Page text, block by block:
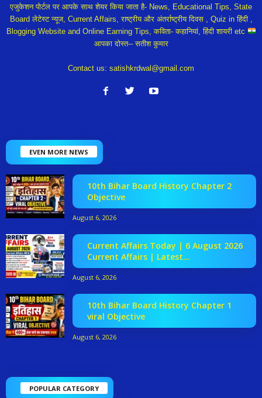
एजुकेशन पोर्टल पर आपके साथ शेयर किया जाता है- News, Educational Tips, State
Board लेटेस्ट न्यूज, Current Affairs, राष्ट्रीय और अंतर्राष्ट्रीय दिवस , Quiz in हिंदी ,
Blogging Website and Online Earning Tips, कविता- कहानियां, हिंदी शायरी etc
आपका दोस्त-- सतीश कुमार
Contact us: satishkrdwal@gmail.com
EVEN MORE NEWS
10th Bihar Board History Chapter 2
Objective
August 6, 2026
Current Affairs Today | 6 August 2026
Current Affairs | Latest...
August 6, 2026
10th Bihar Board History Chapter 1
viral Objective
August 6, 2026
POPULAR CATEGORY